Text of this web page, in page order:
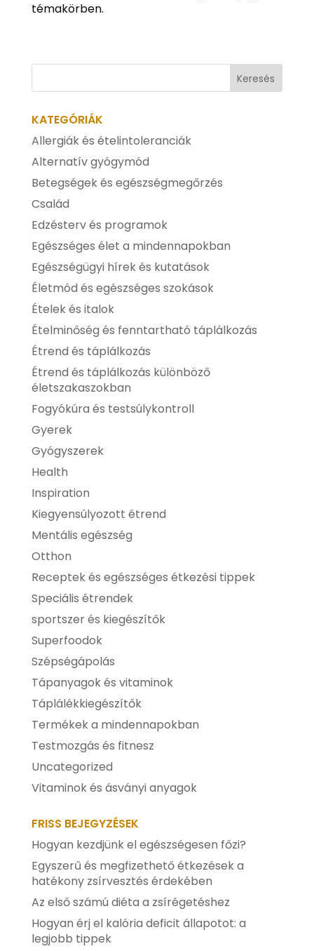
témakörben.
KATEGÓRIÁK
Allergiák és ételintoleranciák
Alternatív gyógymód
Betegségek és egészségmegőrzés
Család
Edzésterv és programok
Egészséges élet a mindennapokban
Egészségügyi hírek és kutatások
Életmód és egészséges szokások
Ételek és italok
Ételminőség és fenntartható táplálkozás
Étrend és táplálkozás
Étrend és táplálkozás különböző
életszakaszokban
Fogyókúra és testsúlykontroll
Gyerek
Gyógyszerek
Health
Inspiration
Kiegyensúlyozott étrend
Mentális egészség
Otthon
Receptek és egészséges étkezési tippek
Speciális étrendek
sportszer és kiegészítők
Superfoodok
Szépségápolás
Tápanyagok és vitaminok
Táplálékkiegészítők
Termékek a mindennapokban
Testmozgás és fitnesz
Uncategorized
Vitaminok és ásványi anyagok
FRISS BEJEGYZÉSEK
Hogyan kezdjünk el egészségesen főzi?
Egyszerű és megfizethető étkezések a
hatékony zsírvesztés érdekében
Az első számú diéta a zsírégetéshez
Hogyan érj el kalória deficit állapotot: a
legjobb tippek